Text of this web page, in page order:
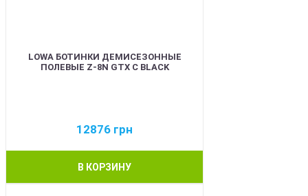
LOWA БОТИНКИ ДЕМИСЕЗОННЫЕ
ПОЛЕВЫЕ Z-8N GTX C BLACK
12876 грн
В КОРЗИНУ